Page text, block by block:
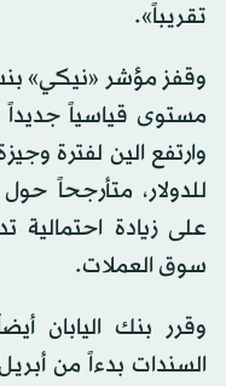
تقريباً».
على زيادة احتمالية
سوق العملات.
وقرر بنك اليابان
السندات بدءاً من